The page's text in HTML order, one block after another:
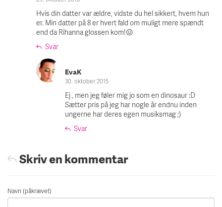
Hvis din datter var ældre, vidste du hel sikkert, hvem hun
er. Min datter på 8 er hvert fald om muligt mere spændt
end da Rihanna glossen kom!😖
Svar
EvaK
30. oktober 2015
Ej , men jeg føler mig jo som en dinosaur :D
Sætter pris på jeg har nogle år endnu inden
ungerne har deres egen musiksmag ;)
Svar
Skriv en kommentar
Navn (påkrævet)